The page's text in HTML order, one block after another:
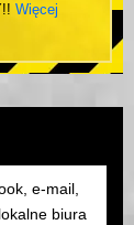
Więcej
e-mail,
biura